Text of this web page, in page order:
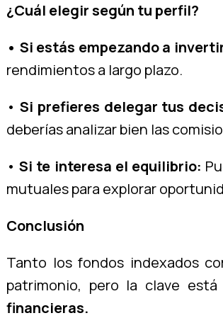
¿Cuál elegir según tu perfil?
• Si estás empezando a
rendimientos a largo plazo.
• Si prefieres delegar tus
deberías analizar bien las
•Si te interesa el equilibrio:
mutuales para explorar
Conclusión
Tanto los fondos indexados
patrimonio, pero la clave está
financieras.